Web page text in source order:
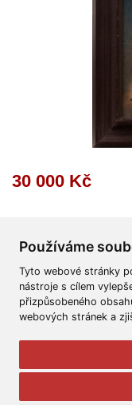
Používáme
Tyto webové stránky
nástroje s cílem
přizpůsobeného
webových stránek a
30 000 Kč
Všeobecné obchodní